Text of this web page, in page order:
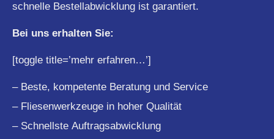
schnelle Bestellabwicklung ist garantiert.
Bei uns erhalten Sie:
[toggle title=’mehr erfahren…’]
– Beste, kompetente Beratung und Service
– Fliesenwerkzeuge in hoher Qualität
– Schnellste Auftragsabwicklung